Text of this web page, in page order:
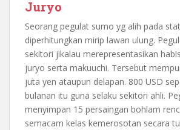
Juryo
Seorang pegulat sumo yg alih pada
diperhitungkan mirip lawan ulung.
sekitori jikalau merepresentasikan
juryo serta makuuchi. Tersebut
juta yen ataupun delapan. 800 USD
bulanan itu guna selaku sekitori ahli.
menyimpan 15 persaingan bohlam
semacam kelas kemerosotan secara